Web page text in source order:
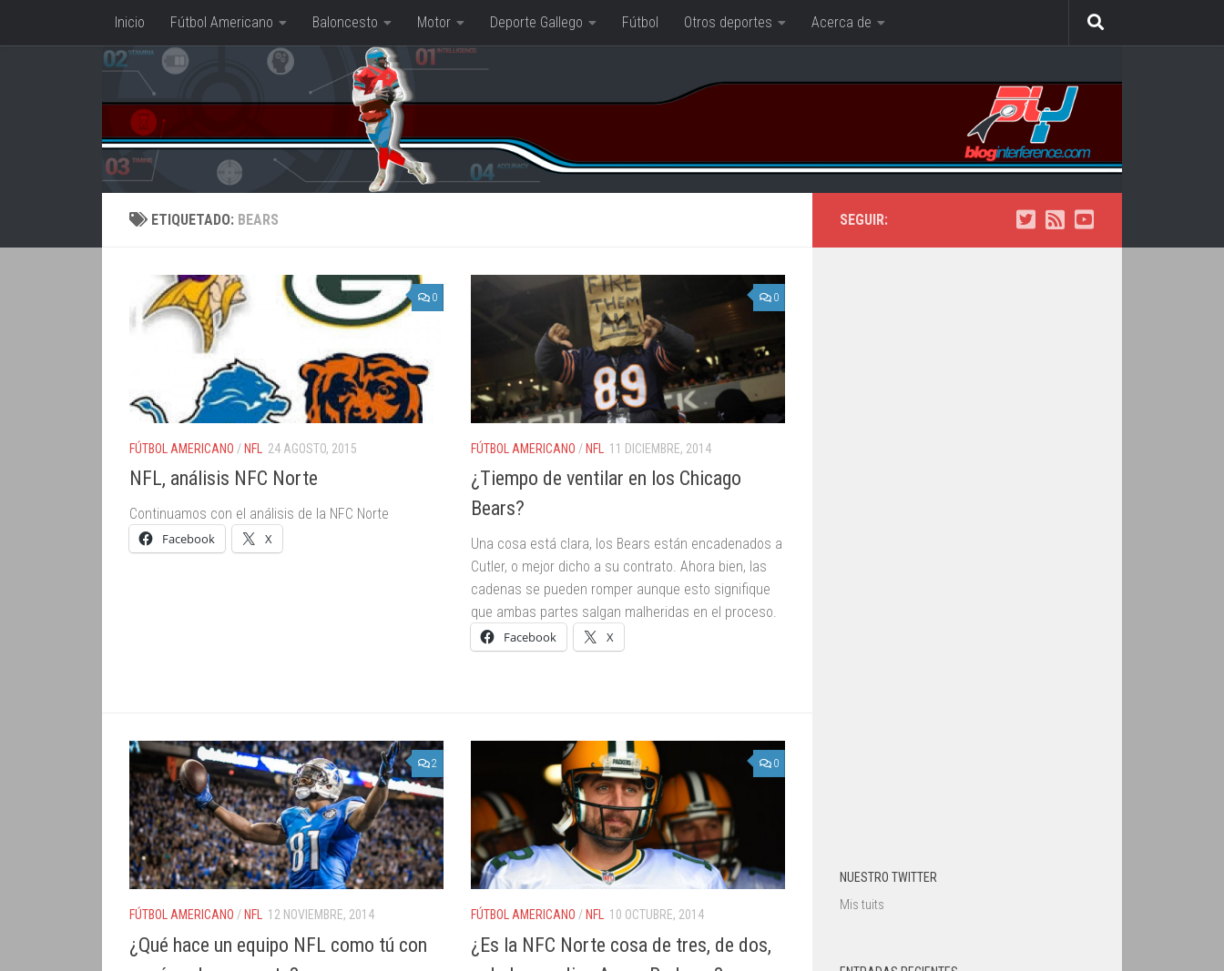
Saltar al contenido
Inicio Fútbol Americano Baloncesto Motor Deporte Gallego Fútbol Otros deportes Acerca de
ETIQUETADO: BEARS
0
FÚTBOL AMERICANO / NFL 24 AGOSTO, 2015
NFL, análisis NFC Norte
Continuamos con el análisis de la NFC Norte
Facebook X
0
FÚTBOL AMERICANO / NFL 11 DICIEMBRE, 2014
¿Tiempo de ventilar en los Chicago
Bears?
Una cosa está clara, los Bears están encadenados a
Cutler, o mejor dicho a su contrato. Ahora bien, las
cadenas se pueden romper aunque esto signifique
que ambas partes salgan malheridas en el proceso.
Facebook X
2
FÚTBOL AMERICANO / NFL 12 NOVIEMBRE, 2014
¿Qué hace un equipo NFL como tú con
0
FÚTBOL AMERICANO / NFL 10 OCTUBRE, 2014
¿Es la NFC Norte cosa de tres, de dos,
SEGUIR:
NUESTRO TWITTER
Mis tuits